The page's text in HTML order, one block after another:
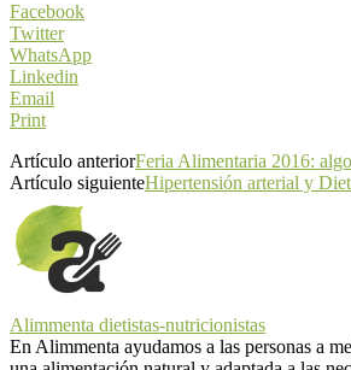
Facebook
Twitter
WhatsApp
Linkedin
Email
Print
Artículo anteriorFeria Alimentaria 2016:
Artículo siguienteHipertensión arterial y
Alimmenta dietistas-nutricionistas
En Alimmenta ayudamos a las personas a